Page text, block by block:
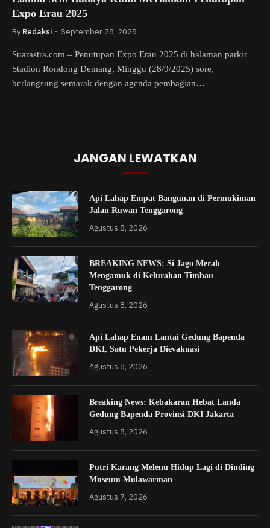
Expo Erau 2025
By Redaksi September 28, 2025
Suarastra.com – Penutupan Expo Erau 2025 di halaman parkir
Stadion Rondong Demang, Minggu (28/9/2025) sore,
berlangsung semarak dengan agenda pembagian…
JANGAN LEWATKAN
Api Lahap Empat Bangunan di Permukiman
Jalan Ruwan Tenggarong
Agustus 8, 2026
BREAKING NEWS: Si Jago Merah
Mengamuk di Kelurahan Timbau
Tenggarong
Agustus 8, 2026
Api Lahap Enam Lantai Gedung Bapenda
DKI, Satu Pekerja Dievakuasi
Agustus 8, 2026
Breaking News: Kebakaran Hebat Landa
Gedung Bapenda Provinsi DKI Jakarta
Agustus 8, 2026
Putri Karang Melenu Hidup Lagi di Dinding
Museum Mulawarman
Agustus 7, 2026